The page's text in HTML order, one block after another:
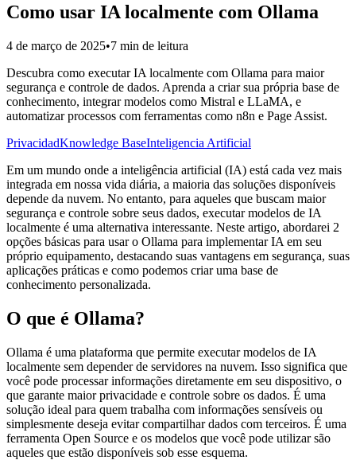
Como usar IA localmente com Ollama
4 de março de 2025•7 min de leitura
Descubra como executar IA localmente com Ollama para maior
segurança e controle de dados. Aprenda a criar sua própria base de
conhecimento, integrar modelos como Mistral e LLaMA, e
automatizar processos com ferramentas como n8n e Page Assist.
PrivacidadKnowledge BaseInteligencia Artificial
Em um mundo onde a inteligência artificial (IA) está cada vez mais
integrada em nossa vida diária, a maioria das soluções disponíveis
depende da nuvem. No entanto, para aqueles que buscam maior
segurança e controle sobre seus dados, executar modelos de IA
localmente é uma alternativa interessante. Neste artigo, abordarei 2
opções básicas para usar o Ollama para implementar IA em seu
próprio equipamento, destacando suas vantagens em segurança, suas
aplicações práticas e como podemos criar uma base de
conhecimento personalizada.
O que é Ollama?
Ollama é uma plataforma que permite executar modelos de IA
localmente sem depender de servidores na nuvem. Isso significa que
você pode processar informações diretamente em seu dispositivo, o
que garante maior privacidade e controle sobre os dados. É uma
solução ideal para quem trabalha com informações sensíveis ou
simplesmente deseja evitar compartilhar dados com terceiros. É uma
ferramenta Open Source e os modelos que você pode utilizar são
aqueles que estão disponíveis sob esse esquema.